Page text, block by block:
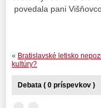
povedala pani
« Bratislavské letisko
kultúry?
Debata ( 0 príspevkov )